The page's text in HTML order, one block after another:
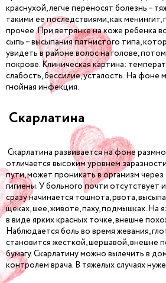
краснухой, легче переносят болезнь –
такими ее последствиями, как менингит,
прочее. При ветрянке на коже ребенка
сыпь – высыпания пятнистого типа,
увидеть в районе волос на голове,
покрове. Клиническая картина:
слабость, бессилие, усталость. На фоне
гнойная инфекция.
Скарлатина
Скарлатина развивается на фоне
отличается высоким уровнем
пути, может проникать в организм
гигиены. У больного почти
сразу начинается тошнота, рвота,
щеках, шее, животе, паху, подмышках. На
в виде ярких красных точке, внешне
Наблюдается боль во время жевания,
становится жесткой, шершавой, внешне
бумагу. Скарлатину можно вылечить в
контролем врача. В тяжелых случаях